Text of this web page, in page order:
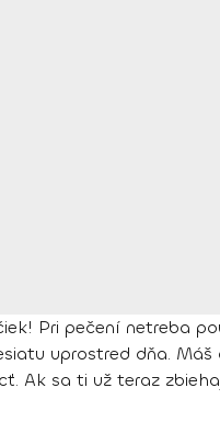
Pri pečení netreba
uprostred dňa.
Ak sa ti už teraz